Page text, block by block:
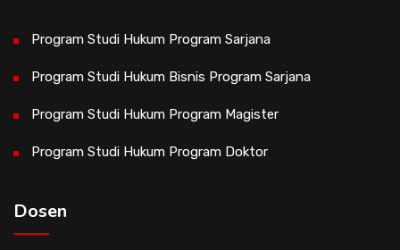
Program Studi Hukum Program Sarjana
Program Studi Hukum Bisnis Program Sarjana
Program Studi Hukum Program Magister
Program Studi Hukum Program Doktor
Dosen